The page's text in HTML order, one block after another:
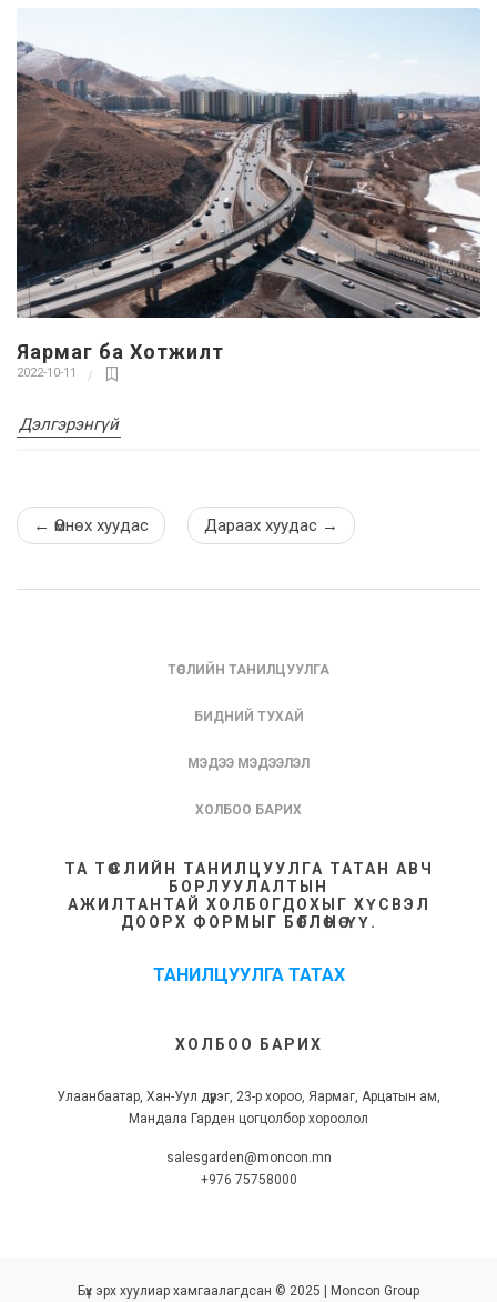
Яармаг ба Хотжилт
2022-10-11
Дэлгэрэнгүй
← Өмнөх хуудас Дараах хуудас →
ТӨСЛИЙН ТАНИЛЦУУЛГА
БИДНИЙ ТУХАЙ
МЭДЭЭ МЭДЭЭЛЭЛ
ХОЛБОО БАРИХ
ТА ТӨСЛИЙН ТАНИЛЦУУЛГА ТАТАН АВЧ
БОРЛУУЛАЛТЫН
АЖИЛТАНТАЙ ХОЛБОГДОХЫГ ХҮСВЭЛ
ДООРХ ФОРМЫГ БӨГЛӨНӨ ҮҮ.
ТАНИЛЦУУЛГА ТАТАХ
ХОЛБОО БАРИХ
Улаанбаатар, Хан-Уул дүүрэг, 23-р хороо, Яармаг, Арцатын ам,
Мандала Гарден цогцолбор хороолол
salesgarden@moncon.mn
+976 75758000
Бүх эрх хуулиар хамгаалагдсан © 2025 | Moncon Group